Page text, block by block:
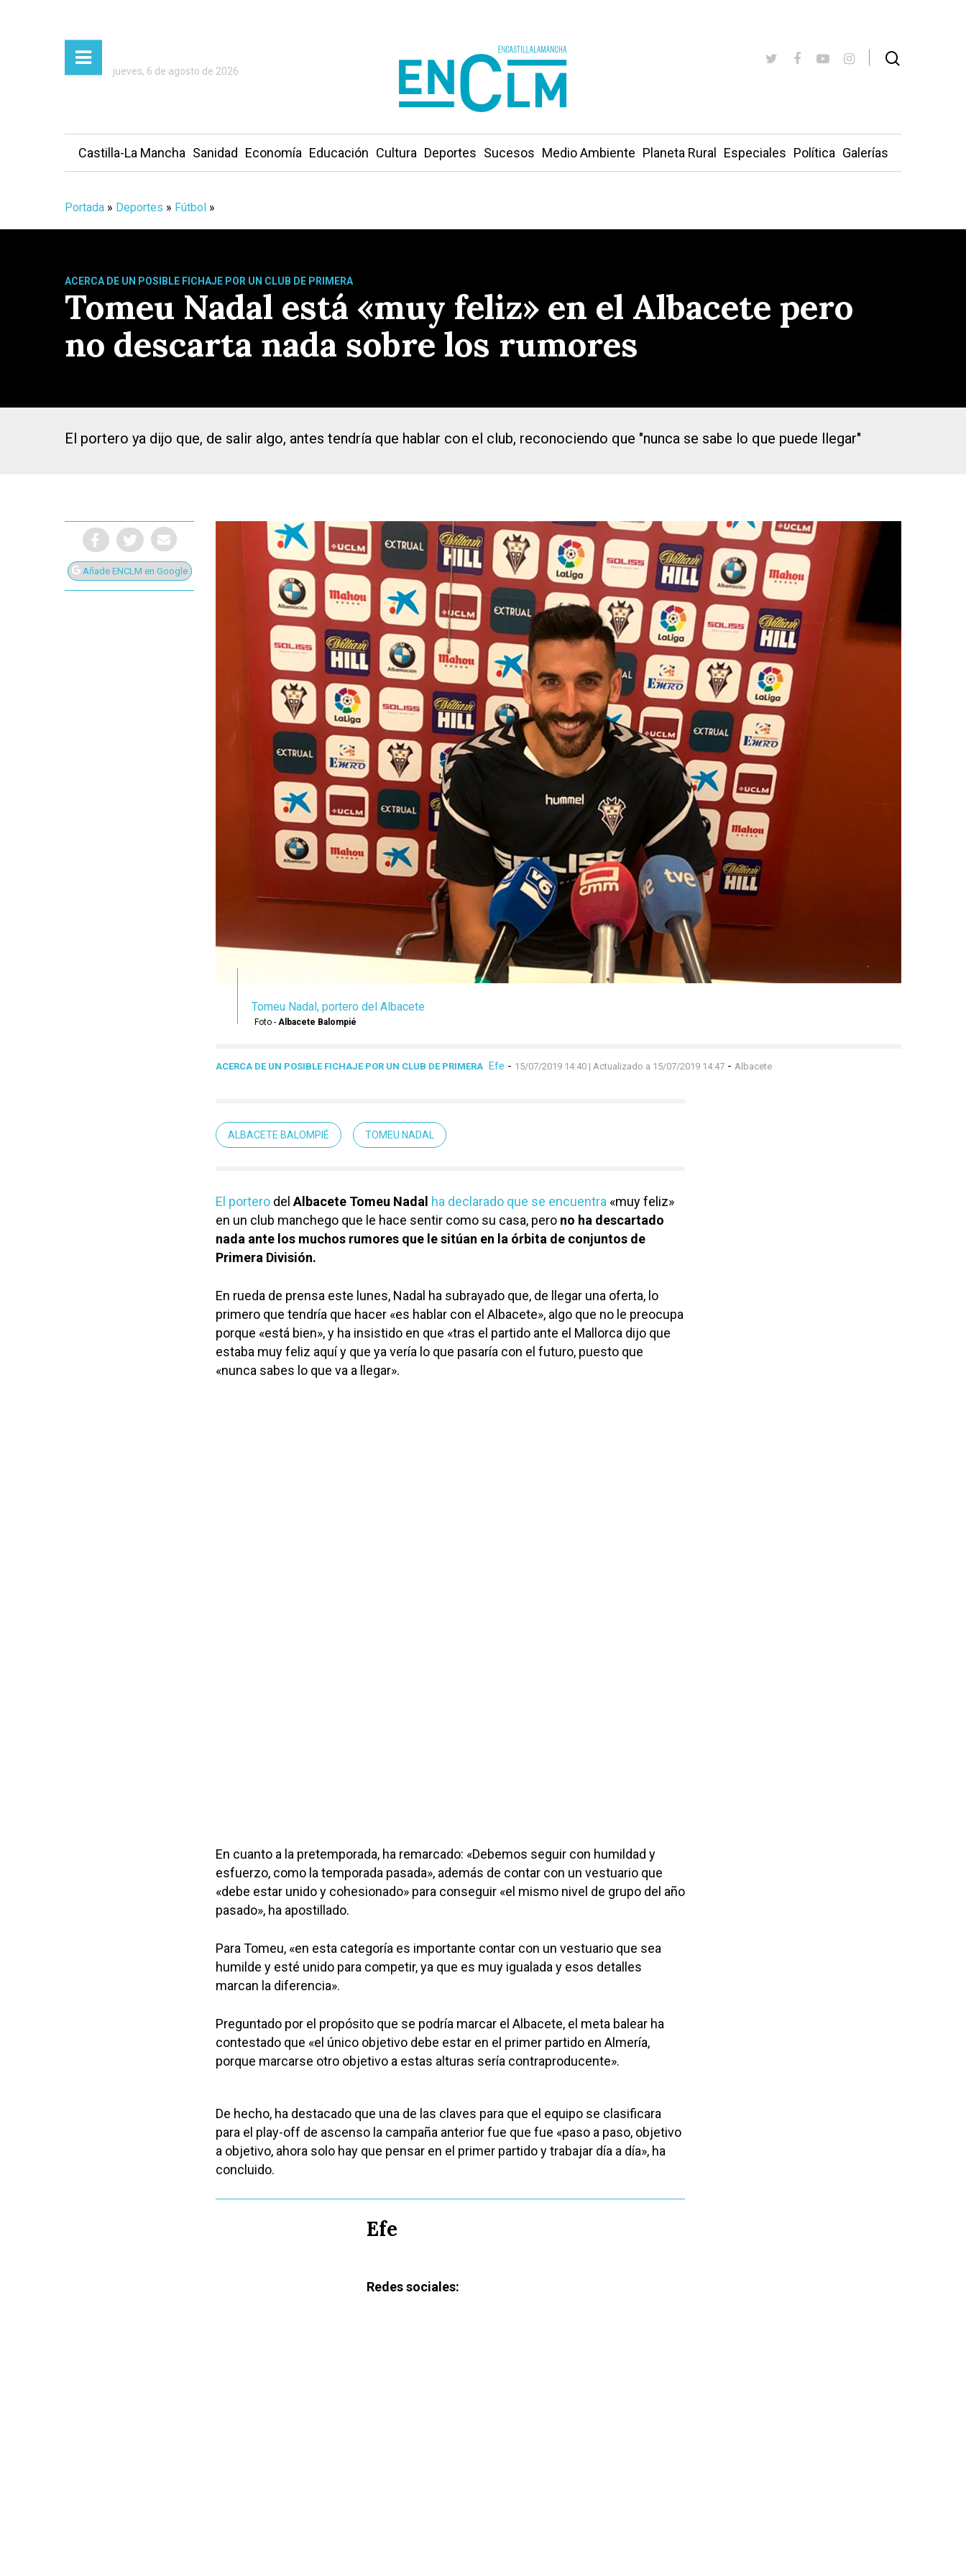
Presiona Intro para buscar o ESC para cerrar
jueves, 6 de agosto de 2026
Castilla-La Mancha Sanidad Economía Educación Cultura Deportes Sucesos Medio Ambiente Planeta Rural Especiales Política Galerías
Portada » Deportes » Fútbol »
ACERCA DE UN POSIBLE FICHAJE POR UN CLUB DE PRIMERA
Tomeu Nadal está «muy feliz» en el Albacete pero
no descarta nada sobre los rumores
El portero ya dijo que, de salir algo, antes tendría que hablar con el club, reconociendo que "nunca se sabe lo que puede llegar"
Añade ENCLM en Google
Tomeu Nadal, portero del Albacete
Foto - Albacete Balompié
ACERCA DE UN POSIBLE FICHAJE POR UN CLUB DE PRIMERA Efe - 15/07/2019 14:40 | Actualizado a 15/07/2019 14:47 - Albacete
ALBACETE BALOMPIÉ TOMEU NADAL
El portero del Albacete Tomeu Nadal ha declarado que se encuentra «muy feliz»
en un club manchego que le hace sentir como su casa, pero no ha descartado
nada ante los muchos rumores que le sitúan en la órbita de conjuntos de
Primera División.
En rueda de prensa este lunes, Nadal ha subrayado que, de llegar una oferta, lo
primero que tendría que hacer «es hablar con el Albacete», algo que no le preocupa
porque «está bien», y ha insistido en que «tras el partido ante el Mallorca dijo que
estaba muy feliz aquí y que ya vería lo que pasaría con el futuro, puesto que
«nunca sabes lo que va a llegar».
En cuanto a la pretemporada, ha remarcado: «Debemos seguir con humildad y
esfuerzo, como la temporada pasada», además de contar con un vestuario que
«debe estar unido y cohesionado» para conseguir «el mismo nivel de grupo del año
pasado», ha apostillado.
Para Tomeu, «en esta categoría es importante contar con un vestuario que sea
humilde y esté unido para competir, ya que es muy igualada y esos detalles
marcan la diferencia».
Preguntado por el propósito que se podría marcar el Albacete, el meta balear ha
contestado que «el único objetivo debe estar en el primer partido en Almería,
porque marcarse otro objetivo a estas alturas sería contraproducente».
De hecho, ha destacado que una de las claves para que el equipo se clasificara
para el play-off de ascenso la campaña anterior fue que fue «paso a paso, objetivo
a objetivo, ahora solo hay que pensar en el primer partido y trabajar día a día», ha
concluido.
Efe
Redes sociales: